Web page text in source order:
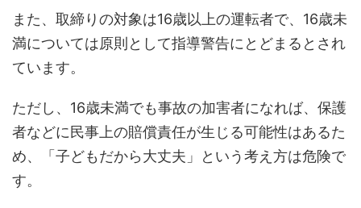
また、取締りの対象は16歳以上の運転者で、16歳未
満については原則として指導警告にとどまるとされ
ています。
ただし、16歳未満でも事故の加害者になれば、保護
者などに民事上の賠償責任が生じる可能性はあるた
め、「子どもだから大丈夫」という考え方は危険で
す。